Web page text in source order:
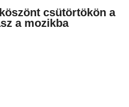
csütörtökön a
a mozikba